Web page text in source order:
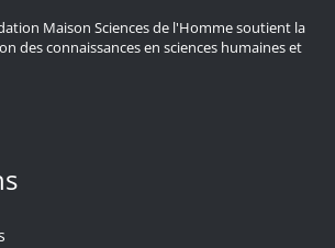
Maison Sciences de l'Homme soutient la
des connaissances en sciences humaines et